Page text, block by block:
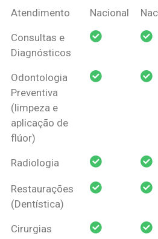
Coberturas
Pessoa Física
Nacional
Atendimento Nacional
Consultas e
Diagnósticos
Odontologia
Preventiva
(limpeza e
aplicação de
flúor)
Radiologia
Restaurações
(Dentística)
Cirurgias